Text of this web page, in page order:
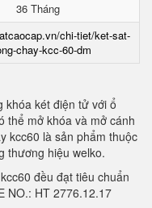
36 Tháng
chi-tiet/ket-sat-
chay-kcc-60-dm
khóa két điện tử với ổ
thể mở khóa và mở cánh
kcc60 là sản phẩm thuộc
thương hiệu welko.
đều đạt tiêu chuẩn
NO.: HT 2776.12.17